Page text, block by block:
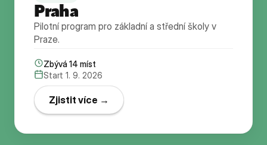
Praha
Pilotní program pro základní a střední školy v
Praze.
Zbývá14 míst
Start 1. 9. 2026
Zjistit více →